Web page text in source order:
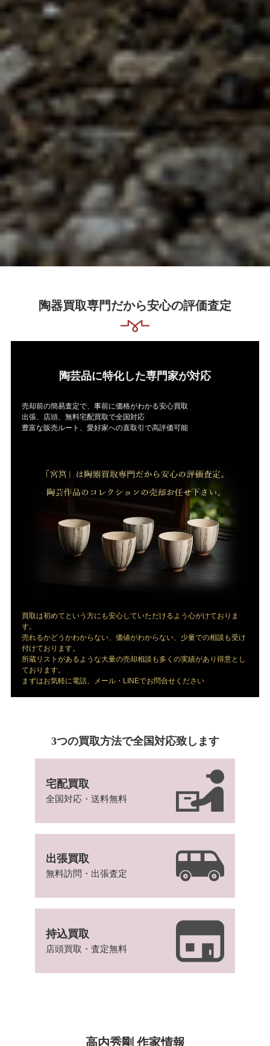
陶器買取専門だから安心の評価査定
陶芸品に特化した専門家が対応
売却前の簡易査定で、事前に価格がわかる安心買取
出張、店頭、無料宅配買取で全国対応
豊富な販売ルート、愛好家への直取引で高評価可能
買取は初めてという方にも安心していただけるよう心がけておりま
す。
売れるかどうかわからない、価値がわからない、少量での相談も受け
付けております。
所蔵リストがあるような大量の売却相談も多くの実績があり得意とし
ております。
まずはお気軽に電話、メール・LINEでお問合せください
3つの買取方法で全国対応致します
宅配買取
全国対応・送料無料
出張買取
無料訪問・出張査定
持込買取
店頭買取・査定無料
高内秀剛 作家情報